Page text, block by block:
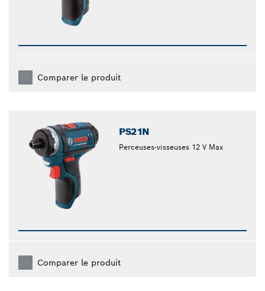
Comparer le produit
PS21N
Perceuses-visseuses 12 V Max
Comparer le produit